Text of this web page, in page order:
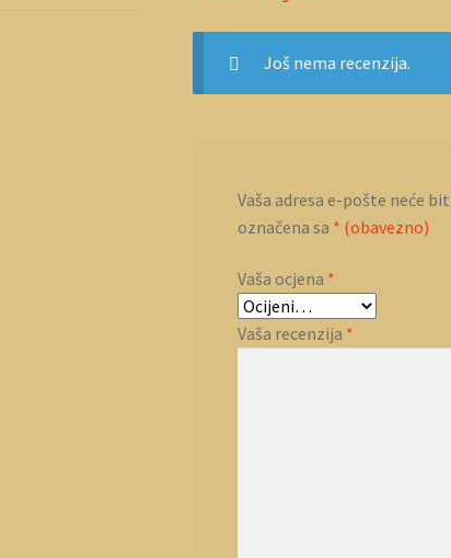
Još nema recenzija.
Vaša adresa e-pošte neće
označena sa * (obavezno)
Vaša ocjena *
Vaša recenzija *